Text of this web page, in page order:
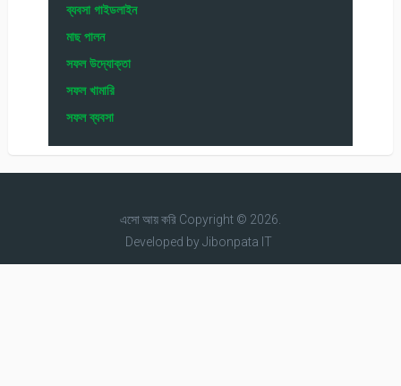
ব্যবসা গাইডলাইন
মাছ পালন
সফল উদ্যোক্তা
সফল খামারি
সফল ব্যবসা
এসো আয় করিCopyright © 2026.
Developed byJibonpata IT